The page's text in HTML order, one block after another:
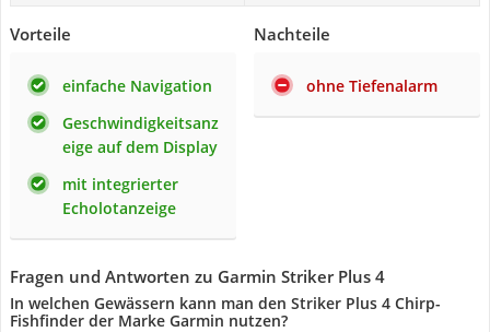
Vorteile
einfache Navigation
Geschwindigkeitsanz
eige auf dem Display
mit integrierter
Echolotanzeige
Nachteile
ohne Tiefenalarm
Fragen und Antworten zu Garmin Striker Plus 4
In welchen Gewässern kann man den Striker Plus 4 Chirp-
Fishfinder der Marke Garmin nutzen?